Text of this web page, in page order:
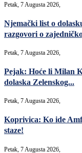
Petak, 7 Augusta 2026,
Njemački list o
razgovori o
Petak, 7 Augusta 2026,
Pejak: Hoće li Milan
dolaska Zelenskog...
Petak, 7 Augusta 2026,
Koprivica: Ko ide
staze!
Petak, 7 Augusta 2026,